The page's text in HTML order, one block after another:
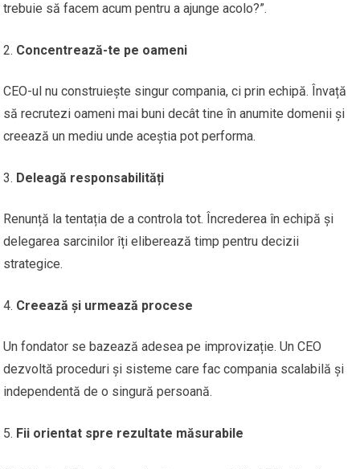
trebuie să facem acum pentru a ajunge acolo?”.
Concentrează-te pe oameni
CEO-ul nu construiește singur compania, ci prin echipă. Învață
să recrutezi oameni mai buni decât tine în anumite domenii și
creează un mediu unde aceștia pot performa.
Deleagă responsabilități
Renunță la tentația de a controla tot. Încrederea în echipă și
delegarea sarcinilor îți eliberează timp pentru decizii
strategice.
Creează și urmează procese
Un fondator se bazează adesea pe improvizație. Un CEO
dezvoltă proceduri și sisteme care fac compania scalabilă și
independentă de o singură persoană.
Fii orientat spre rezultate măsurabile